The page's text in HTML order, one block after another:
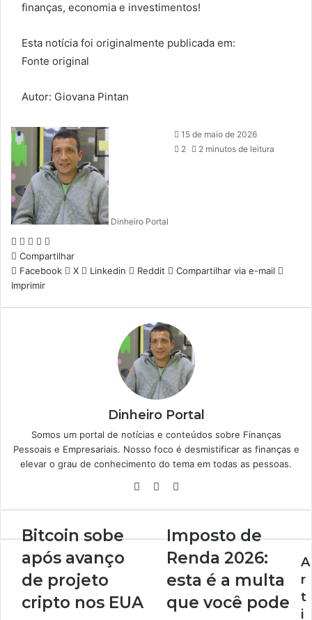
finanças, economia e investimentos!
Esta notícia foi originalmente publicada em:
Fonte original
Autor: Giovana Pintan
Dinheiro Portal
15 de maio de 2026
2
2 minutos de leitura
Facebook
X Linkedin
Reddit
Compartilhar
Facebook
X Linkedin Reddit
Compartilhar via e-mail
Imprimir
Dinheiro Portal
Somos um portal de notícias e conteúdos sobre Finanças
Pessoais e Empresariais. Nosso foco é desmistificar as finanças e
elevar o grau de conhecimento do tema em todas as pessoas.
WebsiteLinkedin
Bitcoin sobe
após avanço
de projeto
cripto nos EUA
Imposto de
Renda 2026:
esta é a multa
que você pode
A
r
t
i